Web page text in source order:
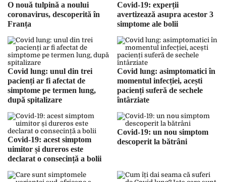
O nouă tulpină a noului
coronavirus, descoperită în
Franța
Covid-19: experții
avertizează asupra acestor 3
simptome ale bolii
Covid lung: unul din trei
pacienți ar fi afectat de
simptome pe termen lung,
după spitalizare
Covid lung: asimptomatici în
momentul infecției, acești
pacienți suferă de sechele
întârziate
Covid-19: acest simptom
uimitor și dureros este
declarat o consecință a bolii
Covid-19: un nou simptom
descoperit la bătrâni